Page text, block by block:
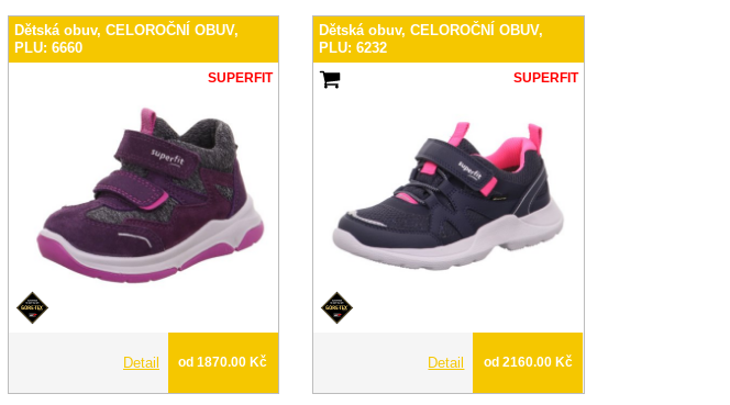
Dětská obuv, CELOROČNÍ OBUV,
PLU: 6660
SUPERFIT
Detail od 1870.00 Kč
Dětská obuv, CELOROČNÍ OBUV,
PLU: 6232
SUPERFIT
Detail od 2160.00 Kč